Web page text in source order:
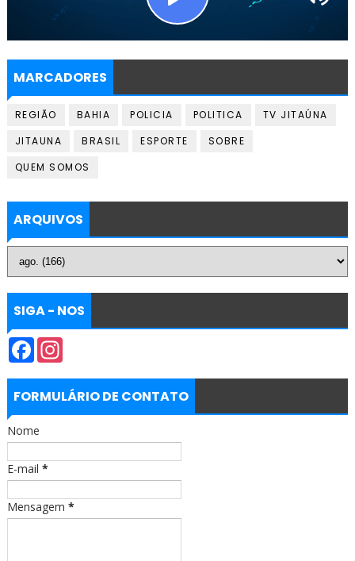
MARCADORES
REGIÃO BAHIA POLICIA POLITICA
TV JITAÚNA
JITAUNA
BRASIL ESPORTE
SOBRE
QUEM SOMOS
ARQUIVOS
SIGA - NOS
F
e
b
o
k
I
t
a
r
m
FORMULÁRIO DE CONTATO
Nome
E-mail *
Mensagem *